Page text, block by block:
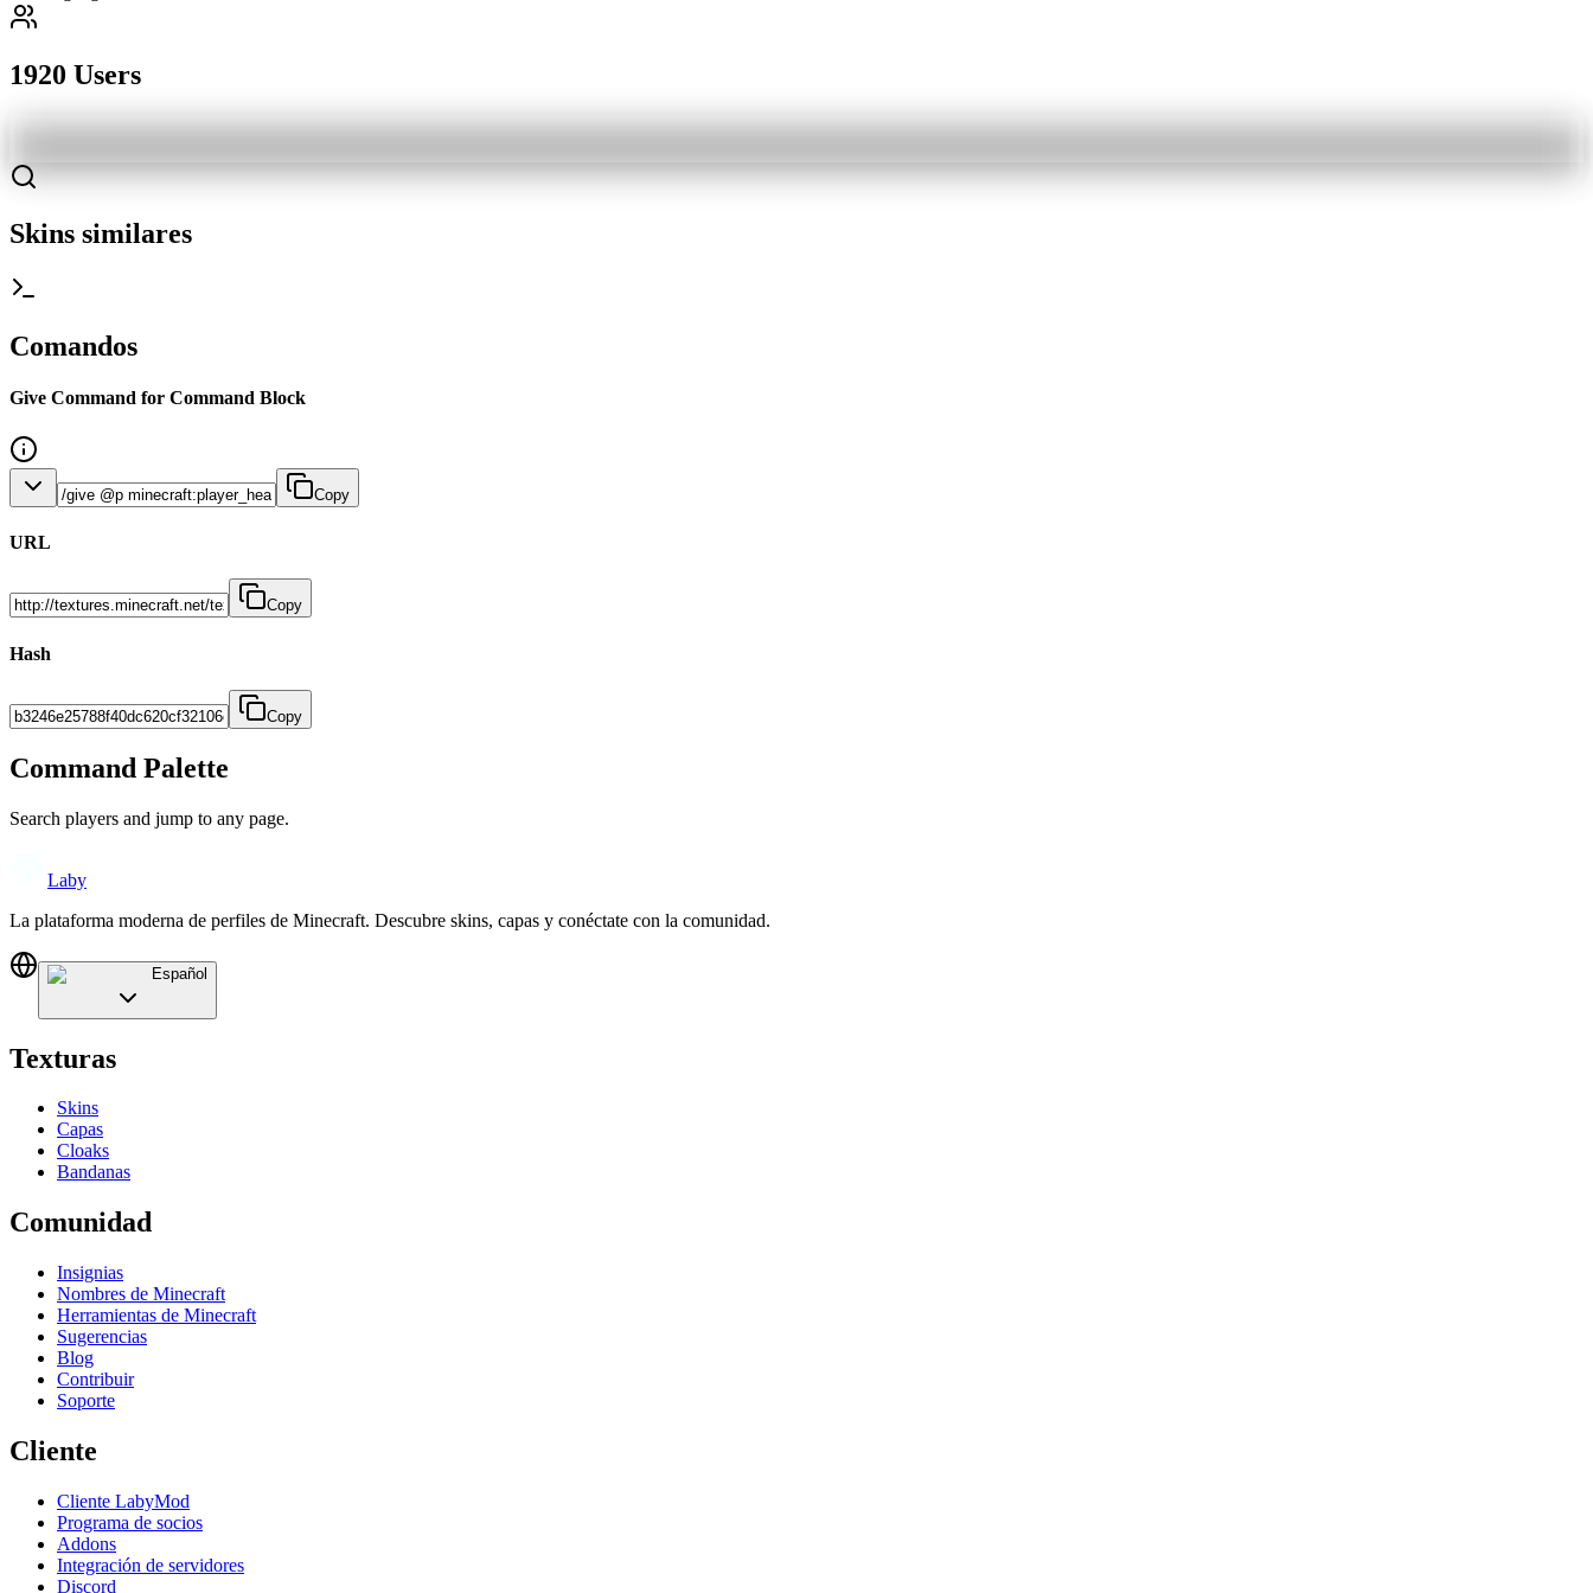
1920 Users
Skins similares
Comandos
Give Command for Command Block
Copy
URL
Copy
Hash
Copy
Command Palette
Search players and jump to any page.
Laby
La plataforma moderna de perfiles de Minecraft. Descubre skins, capas y conéctate con la comunidad.
Español
Texturas
Skins
Capas
Cloaks
Bandanas
Comunidad
Insignias
Nombres de Minecraft
Herramientas de Minecraft
Sugerencias
Blog
Contribuir
Soporte
Cliente
Cliente LabyMod
Programa de socios
Addons
Integración de servidores
Discord